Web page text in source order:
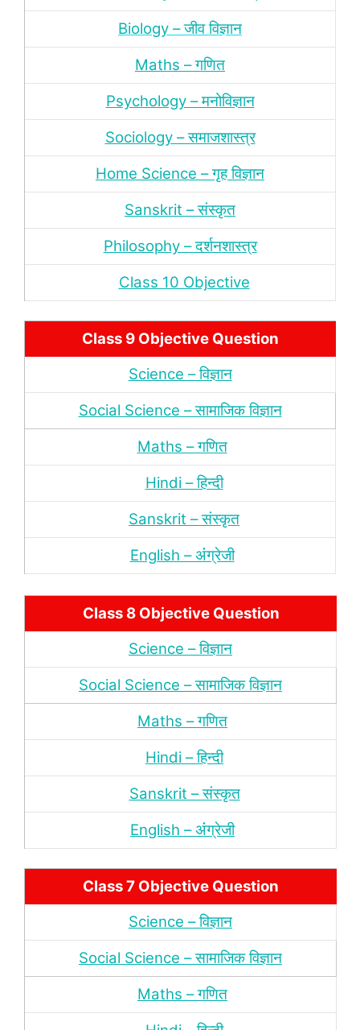
Biology – जीव विज्ञान
Maths – गणित
Psychology – मनोविज्ञान
Sociology – समाजशास्‍त्र
Home Science – गृह विज्ञान
Sanskrit – संस्‍कृत
Philosophy – दर्शनशास्‍त्र
Class 10 Objective
Class 9 Objective Question
Science – विज्ञान
Social Science – सामाजिक विज्ञान
Maths – गणित
Hindi – हिन्‍दी
Sanskrit – संस्‍कृत
English – अंंग्रेजी
Class 8 Objective Question
Science – विज्ञान
Social Science – सामाजिक विज्ञान
Maths – गणित
Hindi – हिन्‍दी
Sanskrit – संस्‍कृत
English – अंंग्रेजी
Class 7 Objective Question
Science – विज्ञान
Social Science – सामाजिक विज्ञान
Maths – गणित